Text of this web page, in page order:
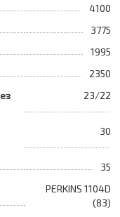
4100
3775
1995
2350
23/22
30
35
PERKINS 1104D
(83)